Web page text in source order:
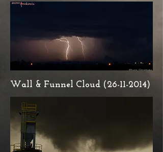
Wall & Funnel Cloud (26-11-2014)